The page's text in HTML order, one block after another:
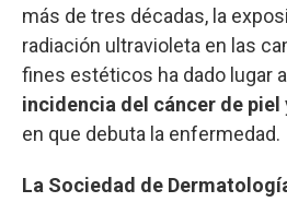
más de tres décadas, la
radiación ultravioleta en las
fines estéticos ha dado lugar
incidencia del cáncer de piel
en que debuta la enfermedad.
La Sociedad de